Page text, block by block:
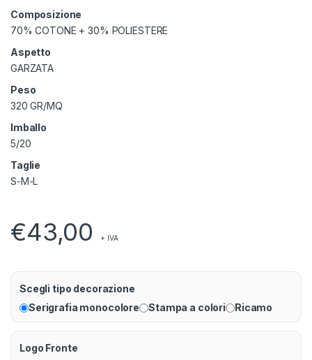
Composizione
70% COTONE + 30% POLIESTERE
Aspetto
GARZATA
Peso
320 GR/MQ
Imballo
5/20
Taglie
S-M-L
€43,00 + IVA
Scegli tipo decorazione
Serigrafia monocolore
Stampa a colori Ricamo
Logo Fronte